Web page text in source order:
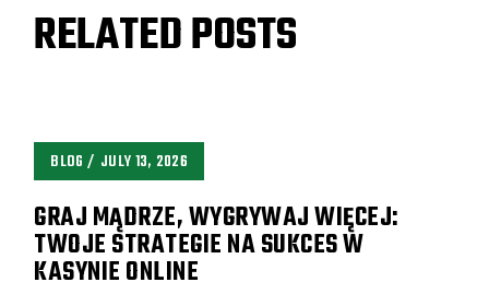
RELATED POSTS
BLOG JULY 13, 2026
GRAJ MĄDRZE, WYGRYWAJ WIĘCEJ:
TWOJE STRATEGIE NA SUKCES W
KASYNIE ONLINE